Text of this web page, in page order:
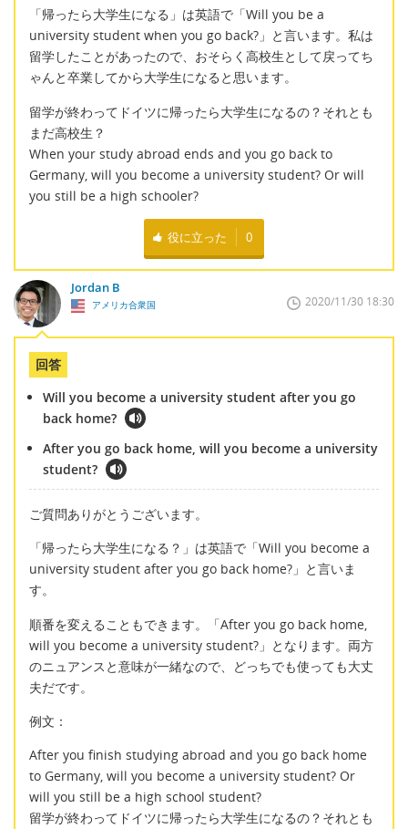
「帰ったら大学生になる」は英語で「Will you be a
university student when you go back?」と言います。私は
留学したことがあったので、おそらく高校生として戻ってち
ゃんと卒業してから大学生になると思います。
留学が終わってドイツに帰ったら大学生になるの？それとも
まだ高校生？
When your study abroad ends and you go back to
Germany, will you become a university student? Or will
you still be a high schooler?
役に立った 0
Jordan B
アメリカ合衆国 2020/11/30 18:30
回答
Will you become a university student after you go
back home?
After you go back home, will you become a university
student?
ご質問ありがとうございます。
「帰ったら大学生になる？」は英語で「Will you become a
university student after you go back home?」と言いま
す。
順番を変えることもできます。「After you go back home,
will you become a university student?」となります。両方
のニュアンスと意味が一緒なので、どっちでも使っても大丈
夫だです。
例文：
After you finish studying abroad and you go back home
to Germany, will you become a university student? Or
will you still be a high school student?
留学が終わってドイツに帰ったら大学生になるの？それとも